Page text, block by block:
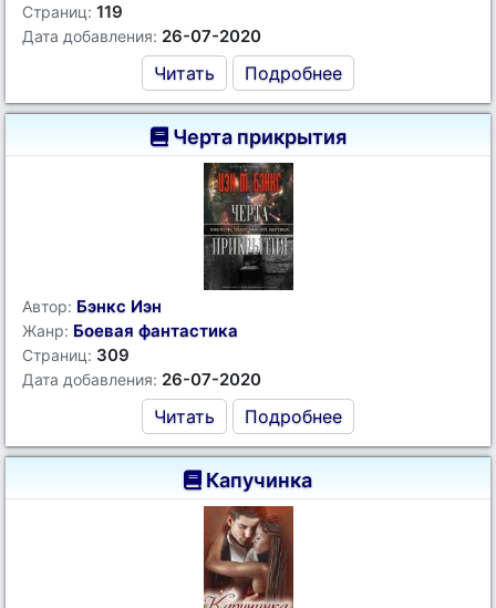
Страниц: 119
Дата добавления: 26-07-2020
Читать Подробнее
Черта прикрытия
Автор: Бэнкс Иэн
Жанр: Боевая фантастика
Страниц: 309
Дата добавления: 26-07-2020
Читать Подробнее
Капучинка